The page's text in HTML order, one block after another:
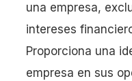
una empresa,
intereses
Proporciona una
empresa en sus